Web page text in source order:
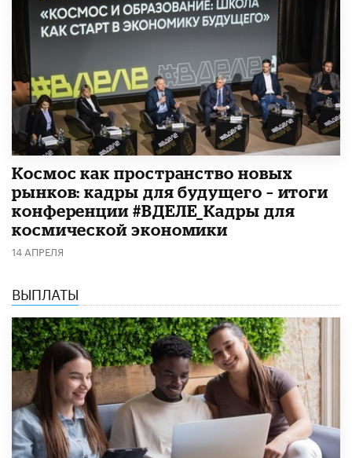
Космос как пространство новых
рынков: кадры для будущего – итоги
конференции #ВДЕЛЕ_Кадры для
космической экономики
14 АПРЕЛЯ
ВЫПЛАТЫ